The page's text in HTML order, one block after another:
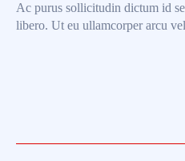
Ac purus sollicitudin dictum id
libero. Ut eu ullamcorper arcu